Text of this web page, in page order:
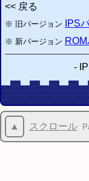
<< 戻る
※ 旧バージョン IPS
※ 新バージョン
-
▲ スクロール